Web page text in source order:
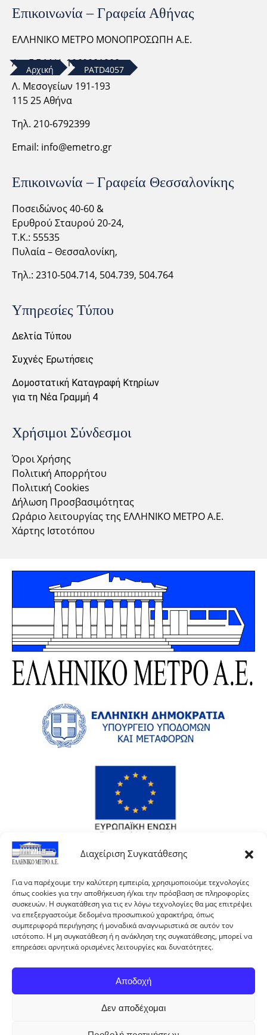
Διαχείριση Συγκατάθεσης
Για να παρέχουμε την καλύτερη εμπειρία, χρησιμοποιούμε τεχνολογίες
όπως cookies για την αποθήκευση ή/και την πρόσβαση σε πληροφορίες
συσκευών. Η συγκατάθεση για τις εν λόγω τεχνολογίες θα μας επιτρέψει
να επεξεργαστούμε δεδομένα προσωπικού χαρακτήρα, όπως
συμπεριφορά περιήγησης ή μοναδικά αναγνωριστικά σε αυτόν τον
ιστότοπο. Η μη συγκατάθεση ή η ανάκληση της συγκατάθεσης, μπορεί να
επηρεάσει αρνητικά ορισμένες λειτουργίες και δυνατότητες.
Αποδοχή
Δεν αποδέχομαι
Αρχική PATD4057
Επικοινωνία – Γραφεία Αθήνας
ΕΛΛΗΝΙΚΟ ΜΕΤΡΟ ΜΟΝΟΠΡΟΣΩΠΗ Α.Ε.
Αρ. Γ.Ε.Μ.Η. 1060001000
Λ. Μεσογείων 191-193
115 25 Αθήνα
Τηλ. 210-6792399
Email: info@emetro.gr
Επικοινωνία – Γραφεία Θεσσαλονίκης
Ποσειδώνος 40-60 &
Ερυθρού Σταυρού 20-24,
Τ.Κ.: 55535
Πυλαία – Θεσσαλονίκη,
Τηλ.: 2310-504.714, 504.739, 504.764
Υπηρεσίες Τύπου
Δελτία Τύπου
Συχνές Ερωτήσεις
Δομοστατική Καταγραφή Κτηρίων
για τη Νέα Γραμμή 4
Χρήσιμοι Σύνδεσμοι
Όροι Χρήσης
Πολιτική Απορρήτου
Πολιτική Cookies
Δήλωση Προσβασιμότητας
Ωράριο λειτουργίας της ΕΛΛΗΝΙΚΟ ΜΕΤΡΟ Α.Ε.
Χάρτης Ιστοτόπου
Με τη συγχρηματοδότηση της Ελλάδας και της
Ευρωπαϊκής Ένωσης.